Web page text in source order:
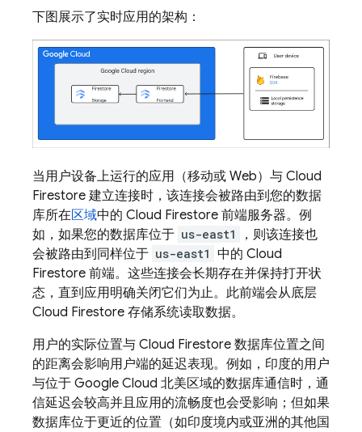
下图展示了实时应用的架构：
当用户设备上运行的应用（移动或 Web）与 Cloud
Firestore 建立连接时，该连接会被路由到您的数据
库所在区域中的 Cloud Firestore 前端服务器。例
如，如果您的数据库位于 us-east1
，则该连接也
会被路由到同样位于 us-east1 中的 Cloud
Firestore 前端。这些连接会长期存在并保持打开状
态，直到应用明确关闭它们为止。此前端会从底层
Cloud Firestore 存储系统读取数据。
用户的实际位置与 Cloud Firestore 数据库位置之间
的距离会影响用户端的延迟表现。例如，印度的用户
与位于 Google Cloud 北美区域的数据库通信时，通
信延迟会较高并且应用的流畅度也会受影响；但如果
数据库位于更近的位置（如印度境内或亚洲的其他国